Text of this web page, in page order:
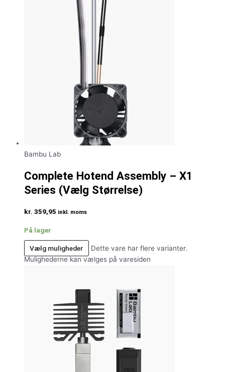
Bambu Lab
Complete Hotend Assembly – X1
Series (Vælg Størrelse)
kr. 359,95 inkl. moms
På lager
Vælg muligheder
Dette vare har flere varianter.
Mulighederne kan vælges på varesiden